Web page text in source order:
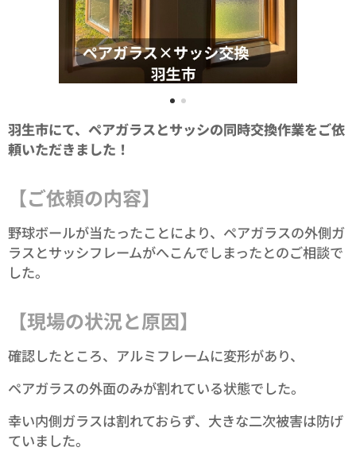
羽生市にて、ペアガラスとサッシの同時交換作業をご依
頼いただきました！
【ご依頼の内容】
野球ボールが当たったことにより、ペアガラスの外側ガ
ラスとサッシフレームがへこんでしまったとのご相談で
した。
【現場の状況と原因】
確認したところ、アルミフレームに変形があり、
ペアガラスの外面のみが割れている状態でした。
幸い内側ガラスは割れておらず、大きな二次被害は防げ
ていました。